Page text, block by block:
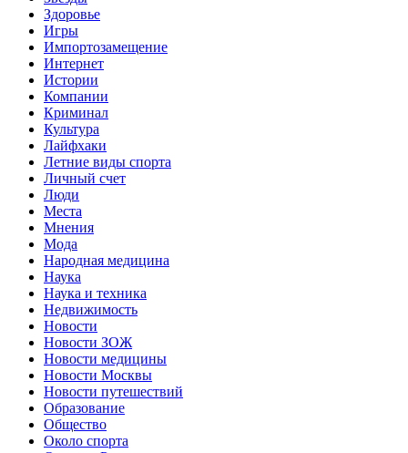
Здоровье
Игры
Импортозамещение
Интернет
Истории
Компании
Криминал
Культура
Лайфхаки
Летние виды спорта
Личный счет
Люди
Места
Мнения
Мода
Народная медицина
Наука
Наука и техника
Недвижимость
Новости
Новости ЗОЖ
Новости медицины
Новости Москвы
Новости путешествий
Образование
Общество
Около спорта